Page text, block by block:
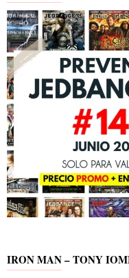
IRON MAN – TONY